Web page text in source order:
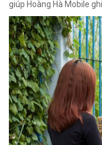
giúp Hoàng Hà Mobile